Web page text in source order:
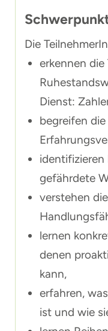
Die
erkennen
Dienst:
begreifen
identifizieren
gefährdete
verstehen
lernen
denen
kann,
erfahren,
ist und wie